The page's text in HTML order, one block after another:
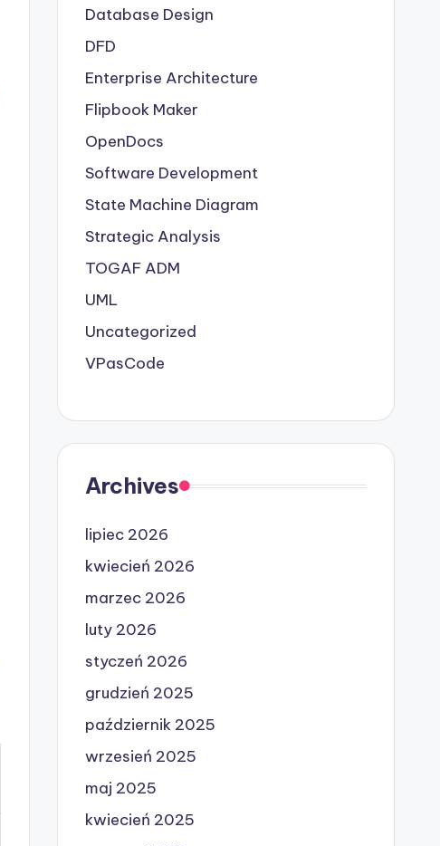
Database Design
DFD
Enterprise Architecture
Flipbook Maker
OpenDocs
Software Development
State Machine Diagram
Strategic Analysis
TOGAF ADM
UML
Uncategorized
VPasCode
Archives
lipiec 2026
kwiecień 2026
marzec 2026
luty 2026
styczeń 2026
grudzień 2025
październik 2025
wrzesień 2025
maj 2025
kwiecień 2025